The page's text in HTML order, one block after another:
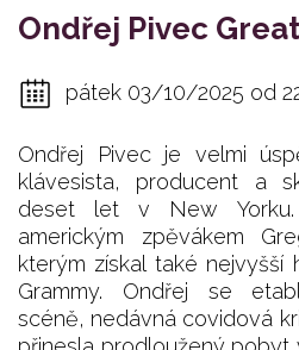
Ondřej Pivec
pátek 03/10/2025 od
Ondřej Pivec je velmi
klávesista, producent a
deset let v New
americkým zpěvákem
kterým získal také nejvyšší
Grammy. Ondřej se
scéně, nedávná covidová